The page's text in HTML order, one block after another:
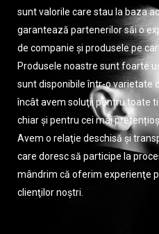
sunt valorile care stau la baza
garantează partenerilor săi o
de companie şi produsele pe
Produsele noastre sunt foarte
sunt disponibile într-o varietate
încât avem soluţii pentru toate
chiar și pentru cei mai
Avem o relaţie deschisă şi
care doresc să participe la
mândrim că oferim experienţe
clienţilor noştri.